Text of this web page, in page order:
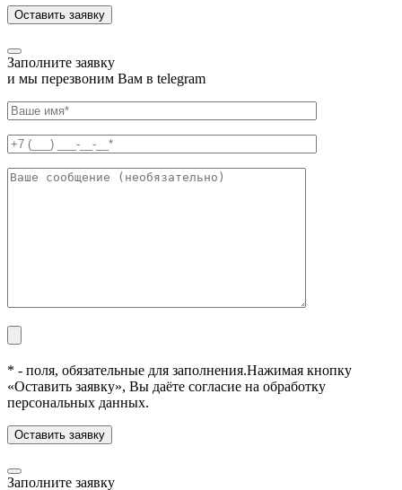
Заполните заявку
и мы перезвоним Вам в telegram
* - поля, обязательные для заполнения.Нажимая кнопку
«Оставить заявку», Вы даёте согласие на обработку
персональных данных.
Заполните заявку